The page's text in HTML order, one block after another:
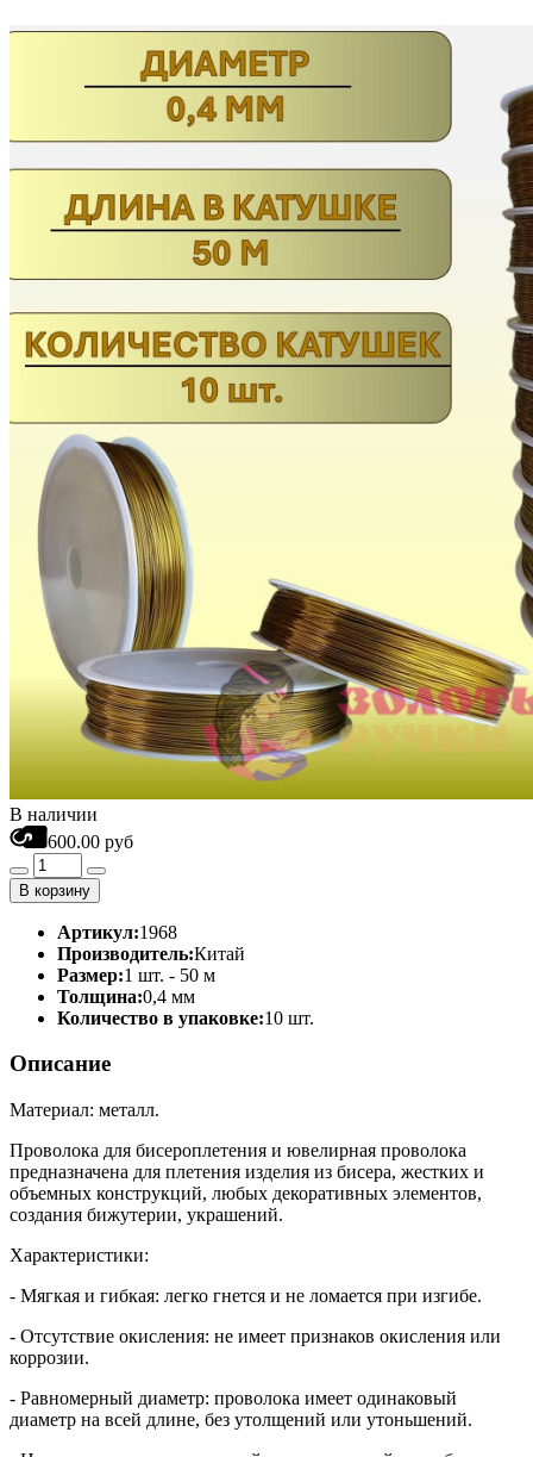
В наличии
600.00 руб
В корзину
Артикул:1968
Производитель:Китай
Размер:1 шт. - 50 м
Толщина:0,4 мм
Количество в упаковке:10 шт.
Описание
Материал: металл.
Проволока для бисероплетения и ювелирная проволока
предназначена для плетения изделия из бисера, жестких и
объемных конструкций, любых декоративных элементов,
создания бижутерии, украшений.
Характеристики:
- Мягкая и гибкая: легко гнется и не ломается при изгибе.
- Отсутствие окисления: не имеет признаков окисления или
коррозии.
- Равномерный диаметр: проволока имеет одинаковый
диаметр на всей длине, без утолщений или утоньшений.